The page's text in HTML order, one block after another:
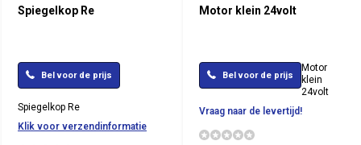
Spiegelkop Re
Bel voor de prijs
Spiegelkop Re
Klik voor verzendinformatie
Motor klein 24volt
Bel voor de prijs
Motor
klein
24volt
Vraag naar de levertijd!